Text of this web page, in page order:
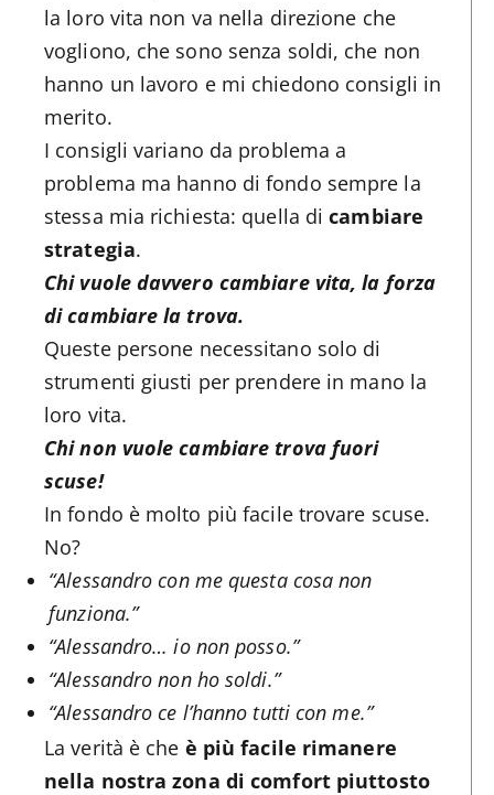
la loro vita non va nella direzione che
vogliono, che sono senza soldi, che non
hanno un lavoro e mi chiedono consigli in
merito.
I consigli variano da problema a
problema ma hanno di fondo sempre la
stessa mia richiesta: quella dicambiare
strategia.
Chi vuole davvero cambiare vita, la forza
di cambiare la trova.
Queste persone necessitano solo di
strumenti giusti per prendere in mano la
loro vita.
Chi non vuole cambiare trova fuori
scuse!
In fondo è molto più facile trovare scuse.
No?
“Alessandro con me questa cosa non
funziona.”
“Alessandro… io non posso.”
“Alessandro non ho soldi.”
“Alessandro ce l’hanno tutti con me.”
La verità è che è più facile rimanere
nella nostra zona di comfort piuttosto